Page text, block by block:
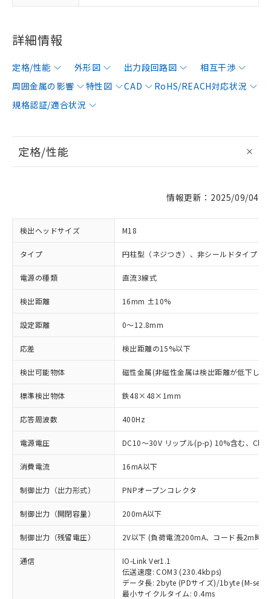
詳細情報
定格/性能 外形図 出力段回路図
相互干渉
周囲金属の影響
特性図 CAD
RoHS/REACH対応状況
規格認証/適合状況
定格/性能
情報更新：2025/09/04
検出ヘッドサイズ M18
タイプ 円柱型（ネジつき）、非シールドタイプ
電源の種類 直流3線式
検出距離 16mm ±10%
設定距離 0～12.8mm
応差 検出距離の15%以下
検出可能物体 磁性金属(非磁性金属は検出距離が低下しま
標準検出物体 鉄48×48×1mm
応答周波数 400Hz
電源電圧 DC10～30V リップル(p-p) 10%含む、
消費電流 16mA以下
制御出力（出力形式） PNPオープンコレクタ
制御出力（開閉容量） 200mA以下
制御出力（残留電圧） 2V以下 (負荷電流200mA、コード長2m時)
通信
IO-Link Ver1.1
伝送速度: COM3 (230.4kbps)
データ長: 2byte (PDサイズ)/1byte (M-
最小サイクルタイム: 0.4ms